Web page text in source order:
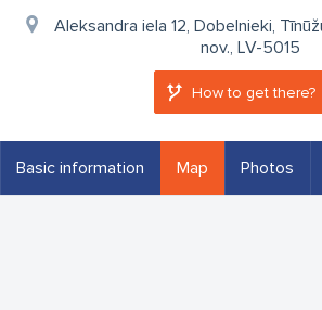
Aleksandra iela 12, Dobelnieki,
nov., LV-5015
How to get there?
Basic information Map Photos